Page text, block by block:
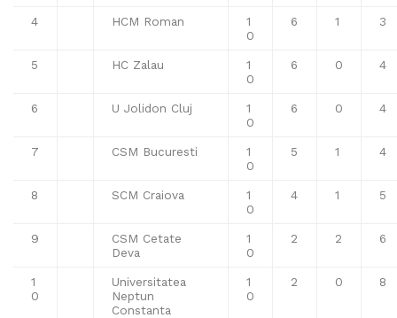
4 HCM Roman
1
0
6 1 3
5 HC Zalau
1
0
6 0 4
6 U Jolidon Cluj
1
0
6 0 4
7 CSM Bucuresti
1
0
5 1 4
8 SCM Craiova
1
0
4 1 5
9
CSM Cetate
Deva
1
0
2 2 6
1
0
Universitatea
Neptun
Constanta
1
0
2 0 8